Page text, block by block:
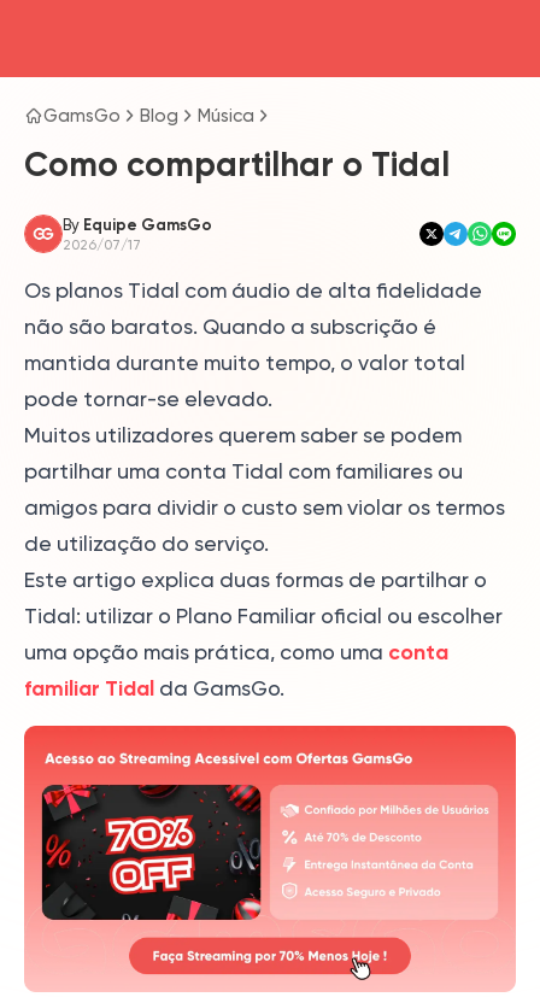
GamsGo Blog Música
Como compartilhar o Tidal
By Equipe GamsGo
2026/07/17
Os planos Tidal com áudio de alta fidelidade
não são baratos. Quando a subscrição é
mantida durante muito tempo, o valor total
pode tornar-se elevado.
Muitos utilizadores querem saber se podem
partilhar uma conta Tidal com familiares ou
amigos para dividir o custo sem violar os termos
de utilização do serviço.
Este artigo explica duas formas de partilhar o
Tidal: utilizar o Plano Familiar oficial ou escolher
uma opção mais prática, como uma conta
familiar Tidal da GamsGo.